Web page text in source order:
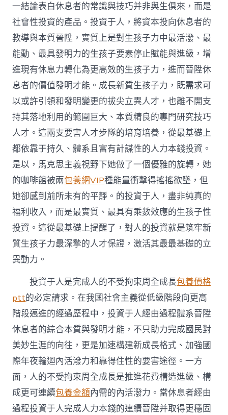
一結論表白休息者的常識與技巧并非與生俱來，而是
社會性投資的產品。投資于人，將資本投向休息者的
教導與本質晉陞，實質上是對生孩子力中最活潑、最
能動、最具發明力的生孩子要素停止賦能與進級，增
進現有休息力轉化為更高效的生孩子力，進而晉陞休
息者的價值發明才能。成長新質生孩子力，既需求可
以或許引領和發明變更的拔尖立異人才，也離不開支
持其落地利用的範圍巨大、本質精良的專門研究技巧
人才。這兩支要害人才步隊的培育培養，從最基礎上
都依靠于持久、體系且富有計謀性的人力本錢投資。
是以，馬克思主義視野下她做了一個優雅的旋轉，她
的咖啡館被兩包養網VIP種能量衝擊得搖搖欲墜，但
她卻感到前所未有的平靜。的投資于人，盡非純真的
福利收入，而是最實質、最具有乘數效應的生孩子性
投資。這從最基礎上提醒了，對人的投資就是筑牢新
質生孩子力最深摯的人才保證，激活其最最基礎的立
異動力。
投資于人是完成人的不受拘束周全成長包養價格
ptt的必定請求。在我國社會主義從低級階段向更高
階段邁進的經過歷程中，投資于人經由過程體系晉陞
休息者的綜合本質與發明才能，不只助力完成國民對
美妙生涯的向往，更是加速構建新成長格式、加強國
際年夜輪迴內活潑力和靠得住性的要害途徑。一方
面，人的不受拘束周全成長是推進花費構造進級、構
成更可連續包養金額內需的內活潑力。當休息者經由
過程投資于人完成人力本錢的連續晉陞并取得更穩固